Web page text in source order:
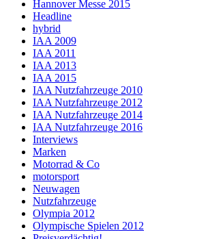
Hannover Messe 2015
Headline
hybrid
IAA 2009
IAA 2011
IAA 2013
IAA 2015
IAA Nutzfahrzeuge 2010
IAA Nutzfahrzeuge 2012
IAA Nutzfahrzeuge 2014
IAA Nutzfahrzeuge 2016
Interviews
Marken
Motorrad & Co
motorsport
Neuwagen
Nutzfahrzeuge
Olympia 2012
Olympische Spielen 2012